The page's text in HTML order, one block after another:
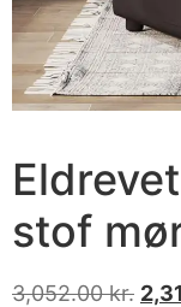
stof
3,052.00kr.